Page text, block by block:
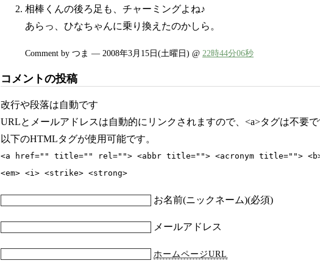
相棒くんの後ろ足も、チャーミングよね♪
あらっ、ひなちゃんに乗り換えたのかしら。
Comment by つま — 2008年3月15日(土曜日) @ 22時44分06秒
コメントの投稿
改行や段落は自動です
URLとメールアドレスは自動的にリンクされますので、<a>タグは不要で
以下のHTMLタグが使用可能です。
<a href="" title="" rel=""> <abbr title=""> <acronym title=""> <b>
<em> <i> <strike> <strong>
お名前(ニックネーム)(必須)
メールアドレス
ホームページURL